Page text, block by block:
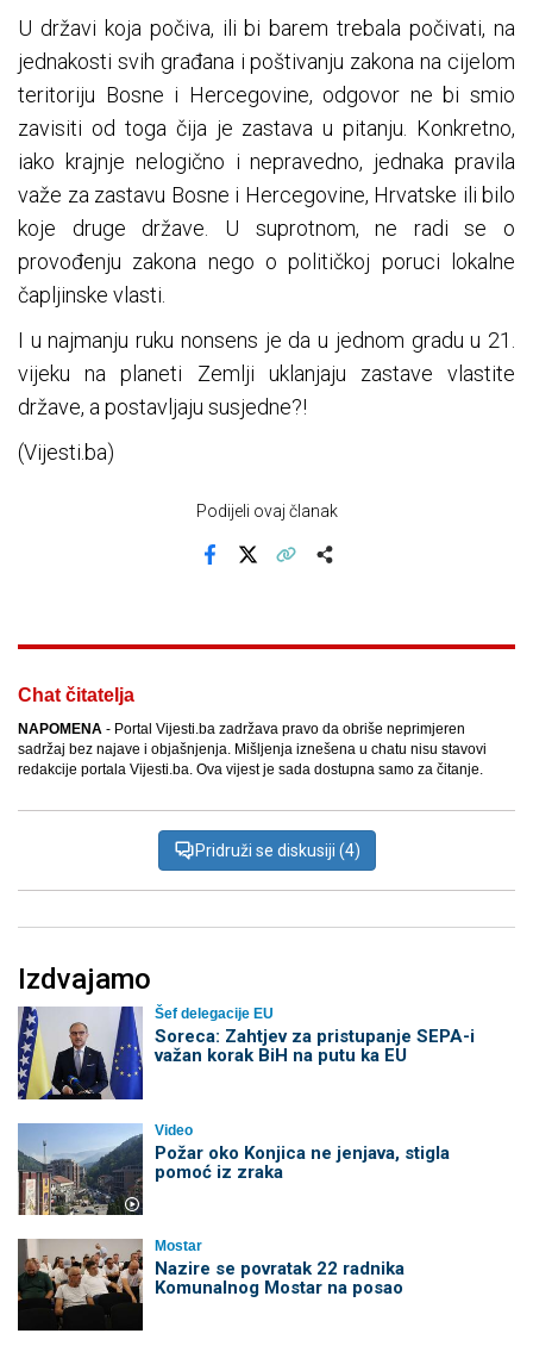
U državi koja počiva, ili bi barem trebala počivati, na
jednakosti svih građana i poštivanju zakona na cijelom
teritoriju Bosne i Hercegovine, odgovor ne bi smio
zavisiti od toga čija je zastava u pitanju. Konkretno,
iako krajnje nelogično i nepravedno, jednaka pravila
važe za zastavu Bosne i Hercegovine, Hrvatske ili bilo
koje druge države. U suprotnom, ne radi se o
provođenju zakona nego o političkoj poruci lokalne
čapljinske vlasti.
I u najmanju ruku nonsens je da u jednom gradu u 21.
vijeku na planeti Zemlji uklanjaju zastave vlastite
države, a postavljaju susjedne?!
(Vijesti.ba)
Podijeli ovaj članak
Chat čitatelja
NAPOMENA - Portal Vijesti.ba zadržava pravo da obriše neprimjeren
sadržaj bez najave i objašnjenja. Mišljenja iznešena u chatu nisu stavovi
redakcije portala Vijesti.ba. Ova vijest je sada dostupna samo za čitanje.
Pridruži se diskusiji (4)
Izdvajamo
Šef delegacije EU
Soreca: Zahtjev za pristupanje SEPA-i
važan korak BiH na putu ka EU
Video
Požar oko Konjica ne jenjava, stigla
pomoć iz zraka
Mostar
Nazire se povratak 22 radnika
Komunalnog Mostar na posao